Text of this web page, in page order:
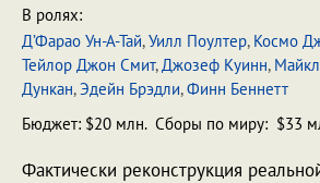
В ролях:
Д’Фарао Ун-А-Тай,Уилл Поултер, Космо
Тейлор Джон Смит,Джозеф Куинн,
Дункан,Эдейн Брэдли,Финн Беннетт
Бюджет: $20 млн. Сборы по миру: $33
Фактически реконструкция